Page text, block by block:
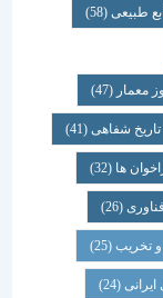
(58)
(47)
(41)
(32)
(26)
(25)